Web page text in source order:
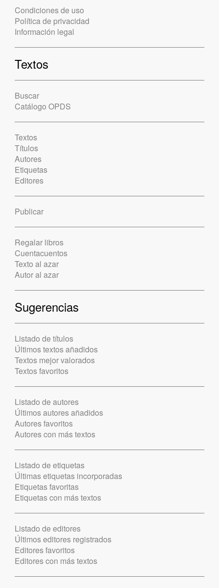
Condiciones de uso
Política de privacidad
Información legal
Textos
Buscar
Catálogo OPDS
Textos
Títulos
Autores
Etiquetas
Editores
Publicar
Regalar libros
Cuentacuentos
Texto al azar
Autor al azar
Sugerencias
Listado de títulos
Últimos textos añadidos
Textos mejor valorados
Textos favoritos
Listado de autores
Últimos autores añadidos
Autores favoritos
Autores con más textos
Listado de etiquetas
Últimas etiquetas incorporadas
Etiquetas favoritas
Etiquetas con más textos
Listado de editores
Últimos editores registrados
Editores favoritos
Editores con más textos